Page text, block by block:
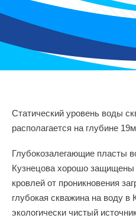
Статический уровень воды
располагается на глубине
Глубокозалегающие пласты
Кузнецова хорошо защищены
кровлей от проникновения
глубокая скважина на воду в
экологически чистый